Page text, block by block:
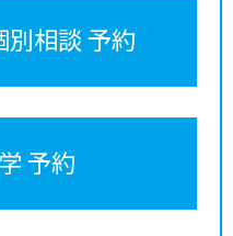
別相談 予約
予約